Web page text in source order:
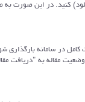
کنید. در این صورت
کامل در سامانه
مقاله به "دریافت